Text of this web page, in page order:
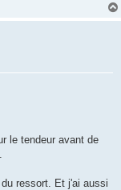
le tendeur avant de
ressort. Et j'ai aussi